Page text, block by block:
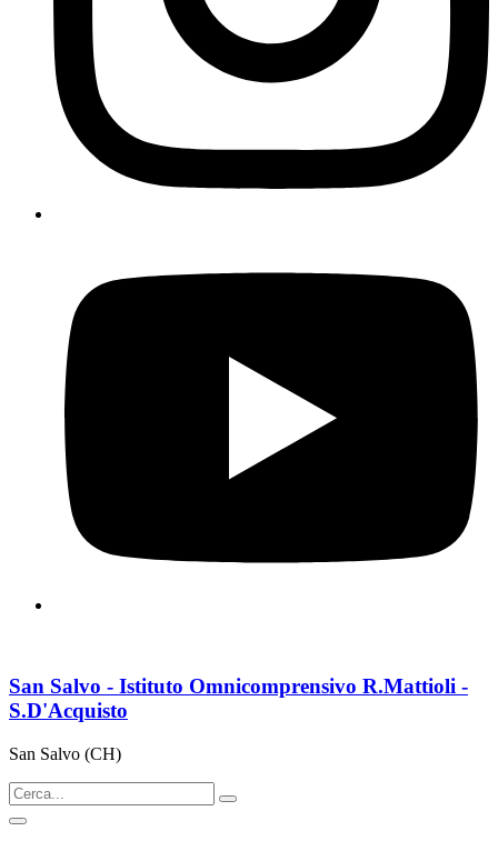
San Salvo - Istituto Omnicomprensivo R.Mattioli -
S.D'Acquisto
San Salvo (CH)